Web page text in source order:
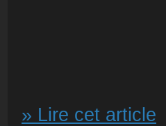
» Lire cet article